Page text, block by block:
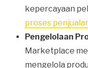
kepercayaan
proses
Pengelolaan
Marketplace
mengelola